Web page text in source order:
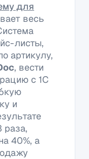
для
весь
листы,
артикулу,
, вести
с 1C
и
раза,
40%, а